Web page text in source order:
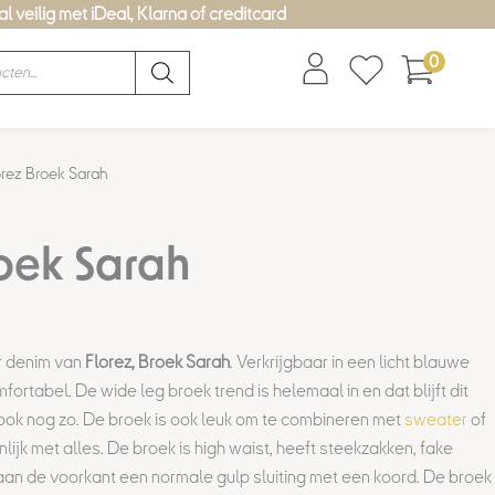
veilig met iDeal, Klarna of creditcard
0
Broek Sarah
Sarah
denim van Florez, Broek Sarah. Verkrijgbaar in een licht blauwe
De wide leg broek trend is helemaal in en dat blijft dit
nog zo. De broek is ook leuk om te combineren metsweater of
met alles. De broek is high waist, heeft steekzakken, fake
de voorkant een normale gulp sluiting met een koord. De broek